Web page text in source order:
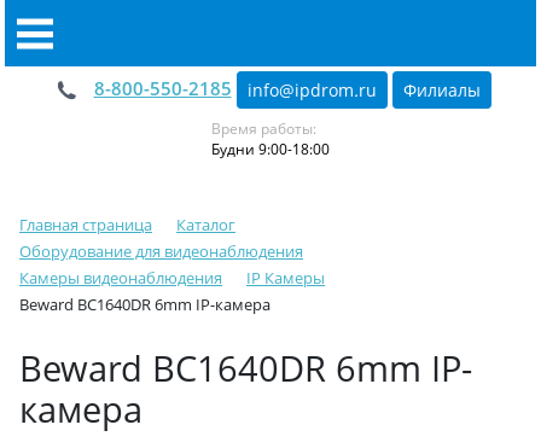
8-800-550-2185 info@ipdrom.ru Филиалы
Время работы:
Будни 9:00-18:00
Главная страница
Каталог
Оборудование для видеонаблюдения
Камеры видеонаблюдения
IP Камеры
Beward BC1640DR 6mm IP-камера
Beward BC1640DR 6mm IP-
камера